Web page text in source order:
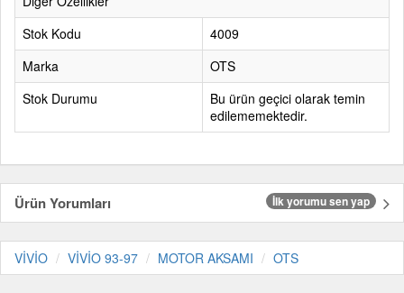
Stok Kodu
4009
Marka
OTS
Stok Durumu
Bu ürün geçici olarak temin
edilememektedir.
Ürün Yorumları İlk yorumu sen yap
VİVİO VİVİO 93-97 MOTOR AKSAMI OTS